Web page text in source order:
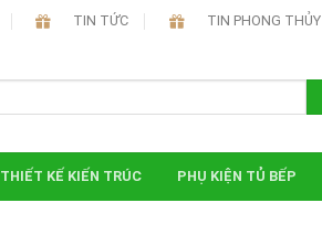
TIN TỨC TIN PHONG THỦY
THIẾT KẾ KIẾN TRÚC PHỤ KIỆN TỦ BẾP